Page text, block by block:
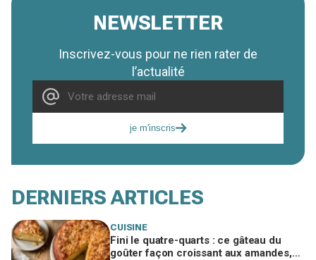
NEWSLETTER
Inscrivez-vous pour ne rien rater de
l’actualité
je m'inscris
DERNIERS ARTICLES
CUISINE
Fini le quatre-quarts : ce gâteau du
goûter façon croissant aux amandes,